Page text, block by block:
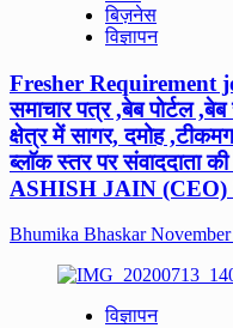
बिज़नेस
विज्ञापन
Fresher Requirement
समाचार पत्र ,बेब पोर्टल
क्षेत्र में सागर, दमोह
ब्लाॅक स्तर पर संवाददाता
ASHISH JAIN (CEO)
Bhumika Bhaskar
विज्ञापन